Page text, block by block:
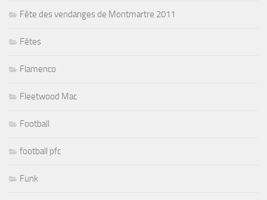
Fête des vendanges de Montmartre 2011
Fêtes
Flamenco
Fleetwood Mac
Football
football pfc
Funk